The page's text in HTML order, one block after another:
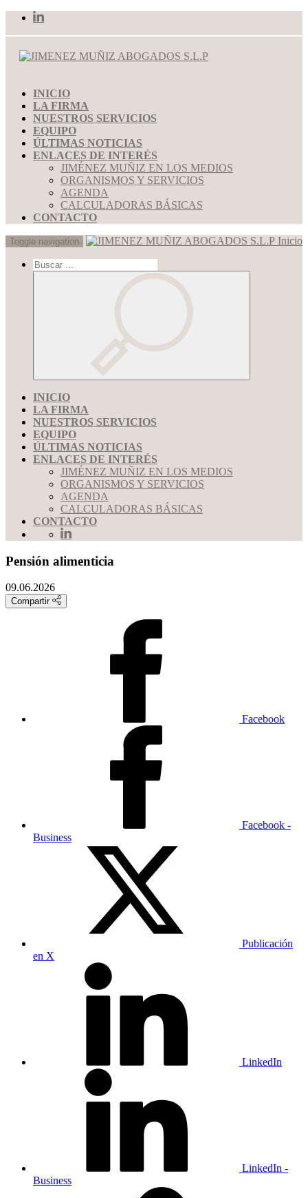
INICIO
LA FIRMA
NUESTROS SERVICIOS
EQUIPO
ÚLTIMAS NOTICIAS
ENLACES DE INTERÉS
JIMÉNEZ MUÑIZ EN LOS MEDIOS
ORGANISMOS Y SERVICIOS
AGENDA
CALCULADORAS BÁSICAS
CONTACTO
Toggle navigation Inicio
INICIO
LA FIRMA
NUESTROS SERVICIOS
EQUIPO
ÚLTIMAS NOTICIAS
ENLACES DE INTERÉS
JIMÉNEZ MUÑIZ EN LOS MEDIOS
ORGANISMOS Y SERVICIOS
AGENDA
CALCULADORAS BÁSICAS
CONTACTO
Pensión alimenticia
09.06.2026
Compartir
Facebook
Facebook -
Business
Publicación
en X
LinkedIn
LinkedIn -
Business